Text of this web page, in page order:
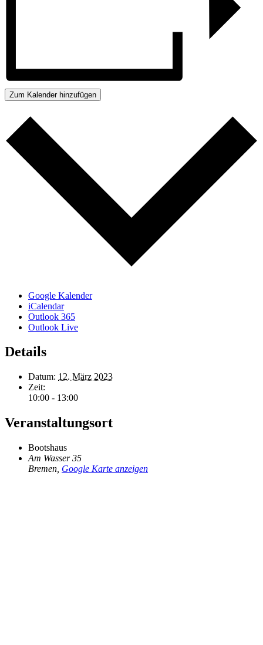
Zum Kalender hinzufügen
Google Kalender
iCalendar
Outlook 365
Outlook Live
Details
Datum: 12. März 2023
Zeit:
10:00 - 13:00
Veranstaltungsort
Bootshaus
Am Wasser 35
Bremen Google Karte anzeigen